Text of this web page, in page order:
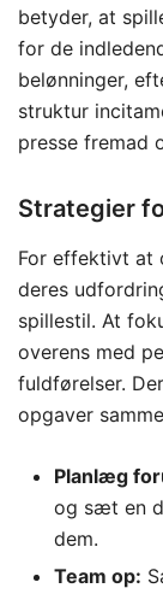
betyder, at
for de
belønninger,
struktur
presse fremad
Strategier
For effektivt at
deres
spillestil. At
overens med
fuldførelser.
opgaver
Planlæg
og sæt en
dem.
Team op: